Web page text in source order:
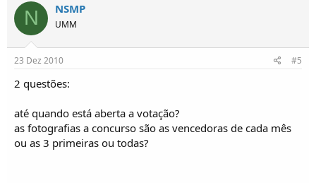
N NSMP
UMM
23 Dez 2010 #5
2 questões:
até quando está aberta a votação?
as fotografias a concurso são as vencedoras de cada mês
ou as 3 primeiras ou todas?